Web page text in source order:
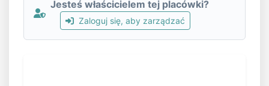
Jesteś właścicielem tej placówki?
Zaloguj się, aby zarządzać